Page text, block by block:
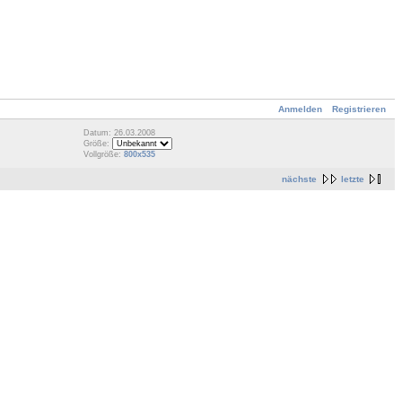
Anmelden Registrieren
Datum: 26.03.2008
Größe:
Vollgröße: 800x535
nächste letzte